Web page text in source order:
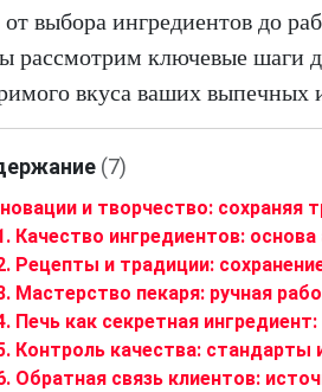
от выбора ингредиентов до
рассмотрим ключевые шаги
вкуса ваших выпечных
(7)
и творчество: сохраняя
Качество ингредиентов:
Рецепты и традиции:
Мастерство пекаря: ручная
Печь как секретная
Контроль качества: стандарты
Обратная связь клиентов: